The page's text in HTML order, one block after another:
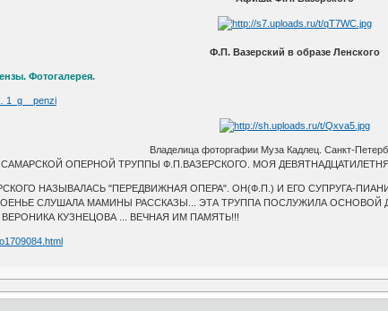
Ф.П. Вазерский в образе Ленского
Фотогалерея.
1_g__penzi
Владелица фоторгафии Муза Кадлец. Санкт-
ОПЕРНОЙ ТРУППЫ Ф.П.ВАЗЕРСКОГО. МОЯ
НАЗЫВАЛАСЬ "ПЕРЕДВИЖНАЯ ОПЕРА". ОН(Ф.П.) И ЕГО СУПРУГА-
СЛУШАЛА МАМИНЫ РАССКАЗЫ... ЭТА ТРУППА ПОСЛУЖИЛА ОСНОВОЙ
КУЗНЕЦОВА ... ВЕЧНАЯ ИМ ПАМЯТЬ!!!